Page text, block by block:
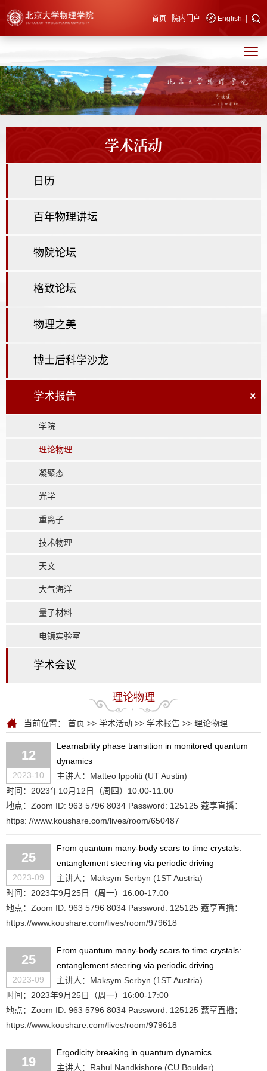
快速导航 首页 院内门户 English |
学术活动
日历
百年物理讲坛
物院论坛
格致论坛
物理之美
博士后科学沙龙
学术报告 ×
学院
理论物理
凝聚态
光学
重离子
技术物理
天文
大气海洋
量子材料
电镜实验室
学术会议
理论物理
当前位置： 首页 >> 学术活动 >> 学术报告 >> 理论物理
12
2023-10
Learnability phase transition in monitored quantum
dynamics
主讲人：Matteo lppoliti (UT Austin)
时间：2023年10月12日（周四）10:00-11:00
地点：Zoom ID: 963 5796 8034 Password: 125125 蔻享直播：
https: //www.koushare.com/lives/room/650487
25
2023-09
From quantum many-body scars to time crystals:
entanglement steering via periodic driving
主讲人：Maksym Serbyn (1ST Austria)
时间：2023年9月25日（周一）16:00-17:00
地点：Zoom ID: 963 5796 8034 Password: 125125 蔻享直播：
https://www.koushare.com/lives/room/979618
25
2023-09
From quantum many-body scars to time crystals:
entanglement steering via periodic driving
主讲人：Maksym Serbyn (1ST Austria)
时间：2023年9月25日（周一）16:00-17:00
地点：Zoom ID: 963 5796 8034 Password: 125125 蔻享直播：
https://www.koushare.com/lives/room/979618
19
Ergodicity breaking in quantum dynamics
主讲人：Rahul Nandkishore (CU Boulder)